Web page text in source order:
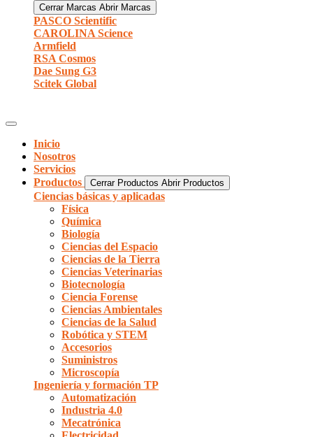
Cerrar Marcas Abrir Marcas
PASCO Scientific
CAROLINA Science
Armfield
RSA Cosmos
Dae Sung G3
Scitek Global
Inicio
Nosotros
Servicios
Productos
Cerrar Productos Abrir Productos
Ciencias básicas y aplicadas
Física
Química
Biología
Ciencias del Espacio
Ciencias de la Tierra
Ciencias Veterinarias
Biotecnología
Ciencia Forense
Ciencias Ambientales
Ciencias de la Salud
Robótica y STEM
Accesorios
Suministros
Microscopía
Ingeniería y formación TP
Automatización
Industria 4.0
Mecatrónica